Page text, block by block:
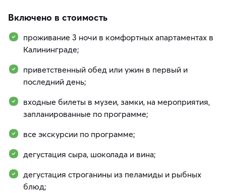
Включено в стоимость
проживание 3 ночи в комфортных апартаментах в
Калининграде;
приветственный обед или ужин в первый и
последний день;
входные билеты в музеи, замки, на мероприятия,
запланированные по программе;
все экскурсии по программе;
дегустация сыра, шоколада и вина;
дегустация строганины из пеламиды и рыбных
блюд;